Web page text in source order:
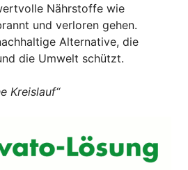
Nährstoffe wie
und verloren gehen.
Alternative, die
die Umwelt schützt.
Kreislauf“